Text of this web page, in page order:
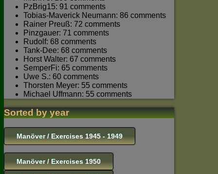
PzBrig15: 91 comments
Tobias-Maverick Neumann: 86 comments
Rainer Preuß: 72 comments
Pinzgauer: 71 comments
Rudolf: 68 comments
Tank-Dee: 68 comments
Horst Walter: 67 comments
SemperFi: 65 comments
Uwe S.: 60 comments
Thorsten Meyer: 55 comments
Michael Uffmann: 55 comments
Sorted by year
Manöver / Exercises 1945 - 1949
Manöver / Exercises 1950